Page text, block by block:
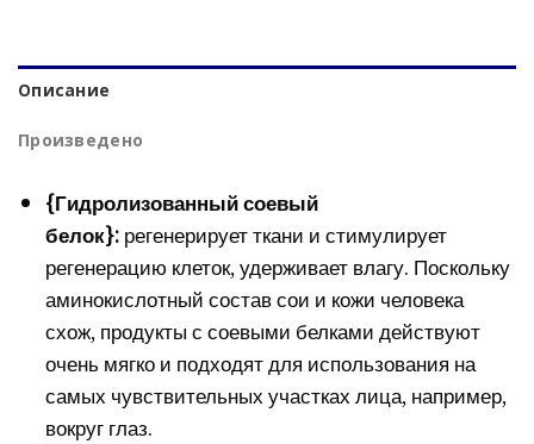
Описание
Произведено
{Гидролизованный соевый
белок}:регенерирует ткани и стимулирует
регенерацию клеток, удерживает влагу. Поскольку
аминокислотный состав сои и кожи человека
схож, продукты с соевыми белками действуют
очень мягко и подходят для использования на
самых чувствительных участках лица, например,
вокруг глаз.